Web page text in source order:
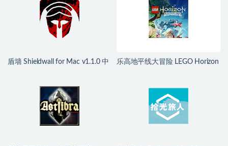
盾墙 Shieldwall for Mac v1.1.0 中
乐高地平线大冒险 LEGO Horizon